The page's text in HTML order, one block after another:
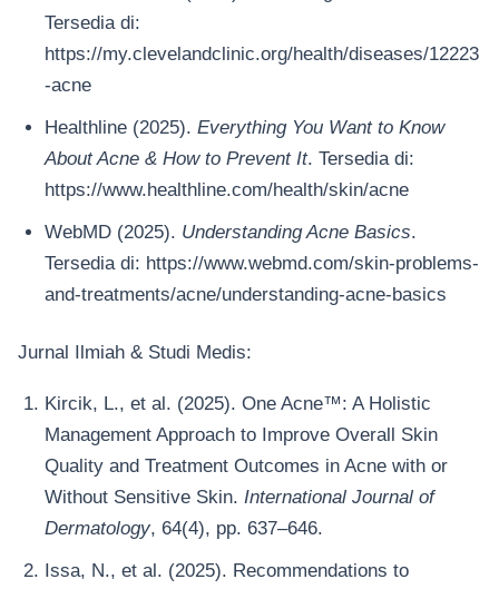
Tersedia di:
https://my.clevelandclinic.org/health/diseases/12223
-acne
Healthline (2025). Everything You Want to Know
About Acne & How to Prevent It. Tersedia di:
https://www.healthline.com/health/skin/acne
WebMD (2025). Understanding Acne Basics.
Tersedia di: https://www.webmd.com/skin-problems-
and-treatments/acne/understanding-acne-basics
Jurnal Ilmiah & Studi Medis:
Kircik, L., et al. (2025). One Acne™: A Holistic
Management Approach to Improve Overall Skin
Quality and Treatment Outcomes in Acne with or
Without Sensitive Skin. International Journal of
Dermatology, 64(4), pp. 637–646.
Issa, N., et al. (2025). Recommendations to